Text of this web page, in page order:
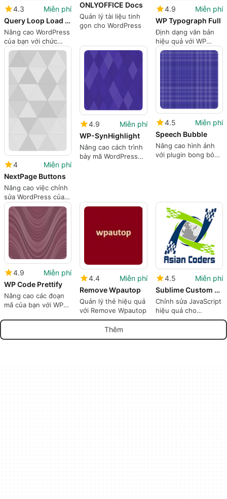
4.3
Miễn phí
Query Loop Load More
Nâng cao WordPress
của bạn với chức
năng Tải thêm
ONLYOFFICE Docs
Quản lý tài liệu tinh
gọn cho WordPress
4.9
Miễn phí
WP Typograph Full
Định dạng văn bản
hiệu quả với WP
Typograph Full
4
Miễn phí
NextPage Buttons
Nâng cao việc chỉnh
sửa WordPress của
bạn với các nút
NextPage
4.9
Miễn phí
WP-SynHighlight
Nâng cao cách trình
bày mã WordPress
4.5
Miễn phí
Speech Bubble
Nâng cao hình ảnh
với plugin bong bóng
4.9
Miễn phí
WP Code Prettify
Nâng cao các đoạn
mã của bạn với WP
4.4
Miễn phí
Remove Wpautop
Quản lý thẻ hiệu quả
với Remove Wpautop
4.5
Miễn phí
Sublime Custom JS Editor
Chỉnh sửa JavaScript
hiệu quả cho
WordPress
Thêm